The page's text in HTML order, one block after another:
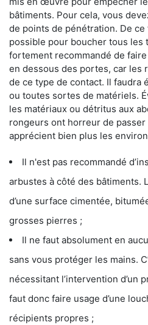
bâtiments. Pour cela, vous
de points de pénétration. De
possible pour boucher tous les
fortement recommandé de
en dessous des portes, car les
de ce type de contact. Il faudra
ou toutes sortes de matériels.
les matériaux ou détritus aux
rongeurs ont horreur de
apprécient bien plus les
Il n'est pas recommandé
arbustes à côté des bâtiments.
d’une surface cimentée,
grosses pierres ;
Il ne faut absolument en
sans vous protéger les mains.
nécessitant l’intervention d’un
faut donc faire usage d’une
récipients propres ;